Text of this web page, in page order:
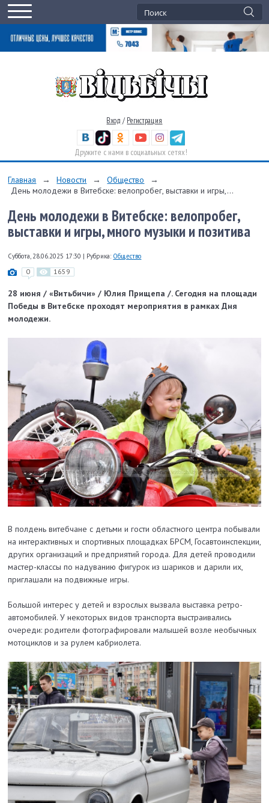
Вход / Регистрация
Дружите с нами в социальных сетях!
Главная → Новости → Общество
→
День молодежи в Витебске: велопробег, выставки и игры,...
День молодежи в Витебске: велопробег,
выставки и игры, много музыки и позитива
Суббота, 28.06.2025 17:30 | Рубрика: Общество
0 1659
28 июня / «Витьбичи» / Юлия Прищепа /. Сегодня на площади
Победы в Витебске проходят мероприятия в рамках Дня
молодежи.
В полдень витебчане с детьми и гости областного центра побывали
на интерактивных и спортивных площадках БРСМ, Госавтоинспекции,
других организаций и предприятий города. Для детей проводили
мастер-классы по надуванию фигурок из шариков и дарили их,
приглашали на подвижные игры.
Большой интерес у детей и взрослых вызвала выставка ретро-
автомобилей. У некоторых видов транспорта выстраивались
очереди: родители фотографировали малышей возле необычных
мотоциклов и за рулем кабриолета.